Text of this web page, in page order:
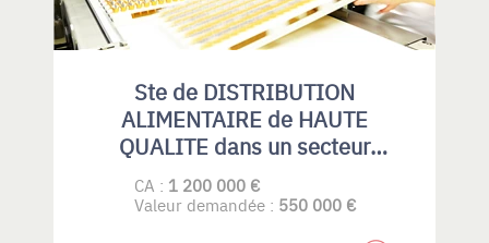
Ste de DISTRIBUTION
ALIMENTAIRE de HAUTE
QUALITE dans un secteur
spécialisé.
CA : 1 200 000 €
Valeur demandée : 550 000 €